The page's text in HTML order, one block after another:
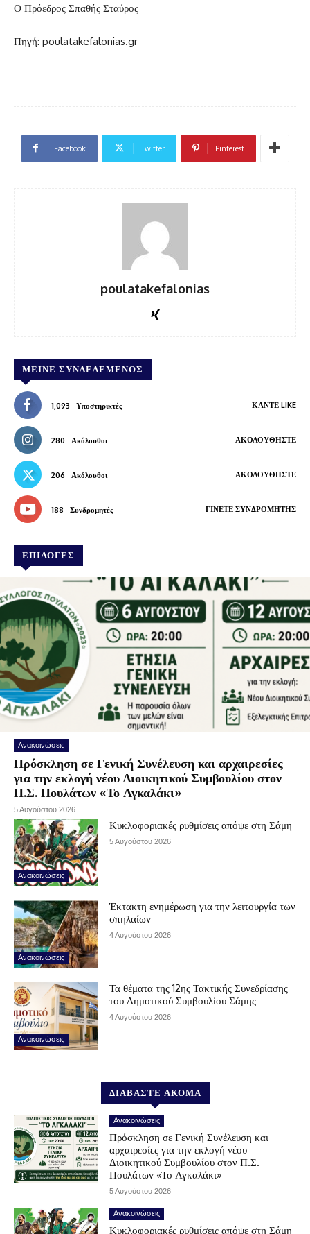
Ο Πρόεδρος Σπαθής Σταύρος
Πηγή: poulatakefalonias.gr
Facebook Twitter Pinterest
poulatakefalonias
ΜΕΊΝΕ ΣΥΝΔΕΔΕΜΈΝΟΣ
1,093 Υποστηρικτές ΚΆΝΤΕ LIKE
280 Ακόλουθοι ΑΚΟΛΟΥΘΉΣΤΕ
206 Ακόλουθοι ΑΚΟΛΟΥΘΉΣΤΕ
188 Συνδρομητές ΓΊΝΕΤΕ ΣΥΝΔΡΟΜΗΤΉΣ
ΕΠΙΛΟΓΕΣ
Ανακοινώσεις
Πρόσκληση σε Γενική Συνέλευση και αρχαιρεσίες
για την εκλογή νέου Διοικητικού Συμβουλίου στον
Π.Σ. Πουλάτων «Το Αγκαλάκι»
5 Αυγούστου 2026
Ανακοινώσεις
Κυκλοφοριακές ρυθμίσεις απόψε στη Σάμη
5 Αυγούστου 2026
Ανακοινώσεις
Έκτακτη ενημέρωση για την λειτουργία των
σπηλαίων
4 Αυγούστου 2026
Ανακοινώσεις
Τα θέματα της 12ης Τακτικής Συνεδρίασης
του Δημοτικού Συμβουλίου Σάμης
4 Αυγούστου 2026
ΔΙΑΒΑΣΤΕ ΑΚΟΜΑ
Ανακοινώσεις
Πρόσκληση σε Γενική Συνέλευση και
αρχαιρεσίες για την εκλογή νέου
Διοικητικού Συμβουλίου στον Π.Σ.
Πουλάτων «Το Αγκαλάκι»
5 Αυγούστου 2026
Ανακοινώσεις
Κυκλοφοριακές ρυθμίσεις απόψε στη Σάμη